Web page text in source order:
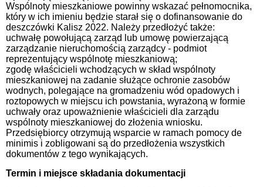
Wspólnoty mieszkaniowe powinny wskazać pełnomocnika,
który w ich imieniu będzie starał się o dofinansowanie do
deszczówki Kalisz 2022. Należy przedłożyć także:
uchwałę powołującą zarząd lub umowę powierzającą
zarządzanie nieruchomością zarządcy - podmiot
reprezentujący wspólnotę mieszkaniową;
zgodę właścicieli wchodzących w skład wspólnoty
mieszkaniowej na zadanie służące ochronie zasobów
wodnych, polegające na gromadzeniu wód opadowych i
roztopowych w miejscu ich powstania, wyrażoną w formie
uchwały oraz upoważnienie właścicieli dla zarządu
wspólnoty mieszkaniowej do złożenia wniosku.
Przedsiębiorcy otrzymują wsparcie w ramach pomocy de
minimis i zobligowani są do przedłożenia wszystkich
dokumentów z tego wynikających.
Termin i miejsce składania dokumentacji